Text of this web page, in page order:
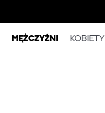
MĘŻCZYŹNI KOBIETY